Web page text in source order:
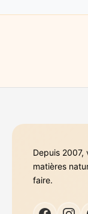
Depuis
matières
faire.